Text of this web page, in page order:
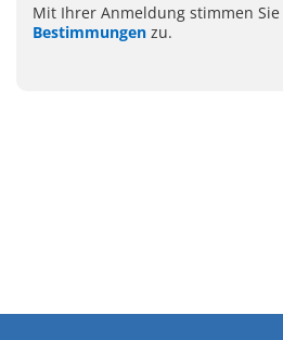
Mit Ihrer Anmeldung stimmen
Bestimmungen zu.